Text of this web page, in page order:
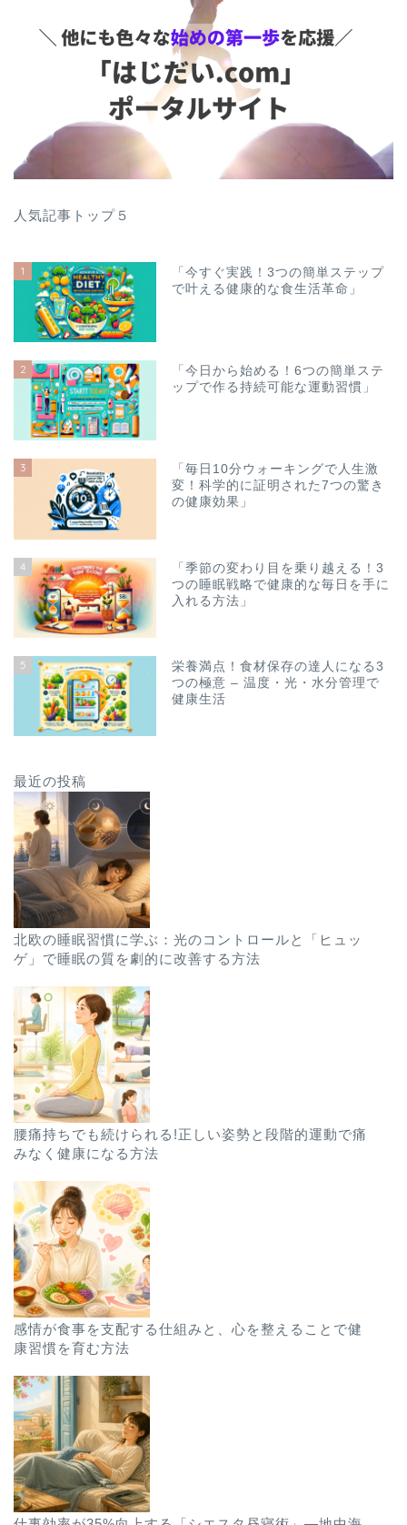
人気記事トップ５
1
「今すぐ実践！3つの簡単ステップ
で叶える健康的な食生活革命」
2
「今日から始める！6つの簡単ステ
ップで作る持続可能な運動習慣」
3
「毎日10分ウォーキングで人生激
変！科学的に証明された7つの驚き
の健康効果」
4
「季節の変わり目を乗り越える！3
つの睡眠戦略で健康的な毎日を手に
入れる方法」
5
栄養満点！食材保存の達人になる3
つの極意 – 温度・光・水分管理で
健康生活
最近の投稿
北欧の睡眠習慣に学ぶ：光のコントロールと「ヒュッ
ゲ」で睡眠の質を劇的に改善する方法
腰痛持ちでも続けられる!正しい姿勢と段階的運動で痛
みなく健康になる方法
感情が食事を支配する仕組みと、心を整えることで健
康習慣を育む方法